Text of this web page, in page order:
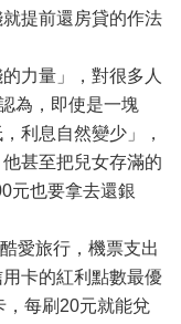
提前還房貸的作法
力量」，對很多人
為，即使是一塊
利息自然變少」，
甚至把兒女存滿的
元也要拿去還銀
愛旅行，機票支出
卡的紅利點數最優
，每刷20元就能兌